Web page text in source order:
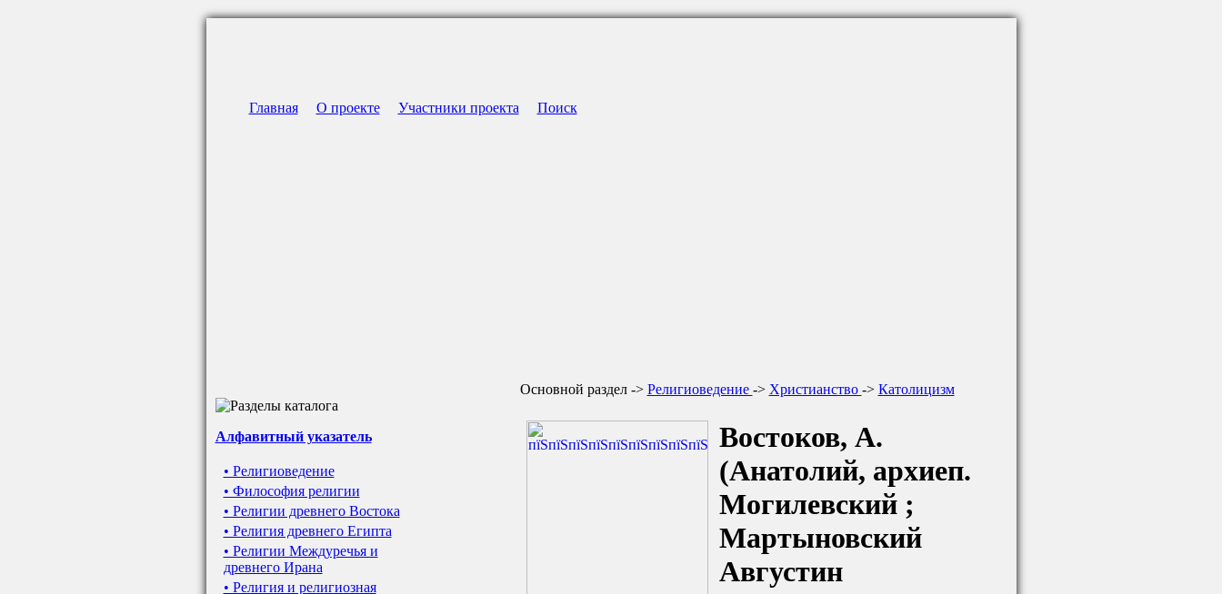
Главная О проекте Участники проекта Поиск
Алфавитный указатель
• Религиоведение
• Философия религии
• Религии древнего Востока
• Религия древнего Египта
• Религии Междуречья и
древнего Ирана
• Религия и религиозная
Основной раздел -> Религиоведение -> Христианство -> Католицизм
Востоков, А.
(Анатолий, архиеп.
Могилевский ;
Мартыновский
Августин